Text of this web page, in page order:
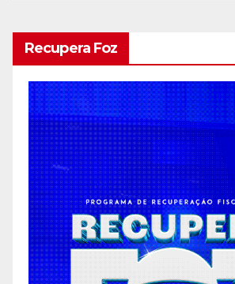
Recupera Foz